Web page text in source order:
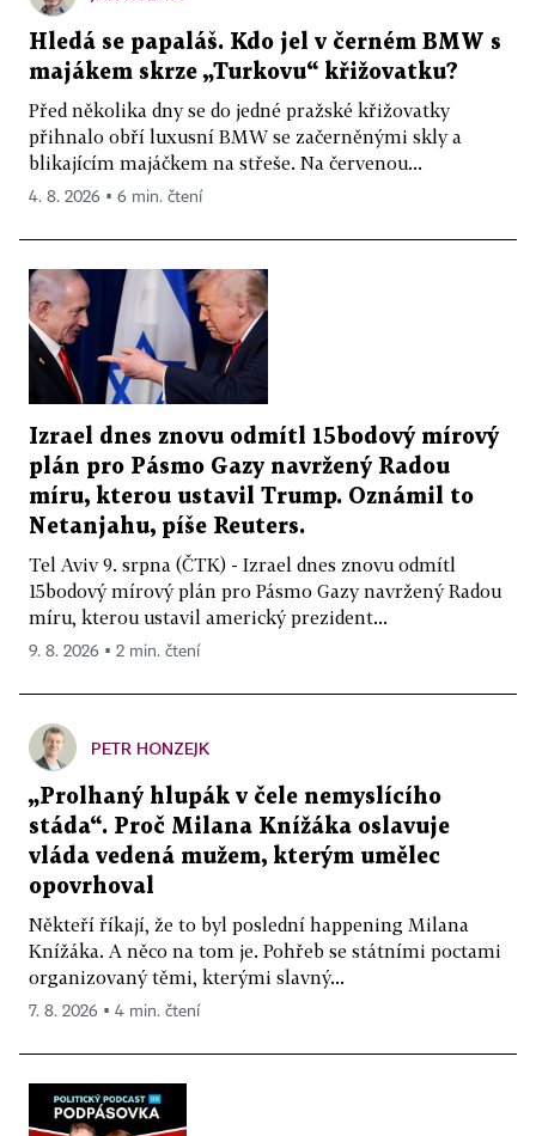
Hledá se papaláš. Kdo jel v černém BMW s
majákem skrze „Turkovu“ křižovatku?
Před několika dny se do jedné pražské křižovatky
přihnalo obří luxusní BMW se začerněnými skly a
blikajícím majáčkem na střeše. Na červenou...
4. 8. 2026 ▪ 6 min. čtení
Izrael dnes znovu odmítl 15bodový mírový
plán pro Pásmo Gazy navržený Radou
míru, kterou ustavil Trump. Oznámil to
Netanjahu, píše Reuters.
Tel Aviv 9. srpna (ČTK) - Izrael dnes znovu odmítl
15bodový mírový plán pro Pásmo Gazy navržený Radou
míru, kterou ustavil americký prezident...
9. 8. 2026 ▪ 2 min. čtení
PETR HONZEJK
„Prolhaný hlupák v čele nemyslícího
stáda“. Proč Milana Knížáka oslavuje
vláda vedená mužem, kterým umělec
opovrhoval
Někteří říkají, že to byl poslední happening Milana
Knížáka. A něco na tom je. Pohřeb se státními poctami
organizovaný těmi, kterými slavný...
7. 8. 2026 ▪ 4 min. čtení